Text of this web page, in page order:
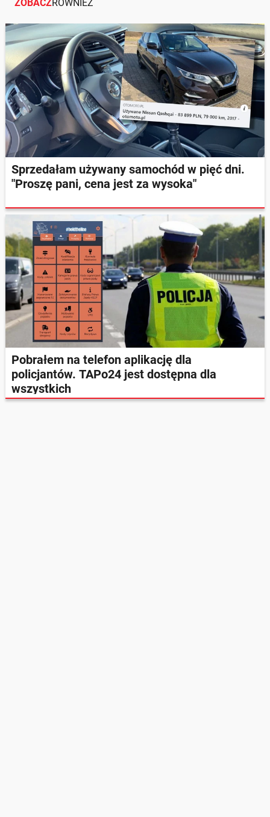
ZOBACZRÓWNIEŻ
Sprzedałam używany samochód w pięć dni.
"Proszę pani, cena jest za wysoka"
Pobrałem na telefon aplikację dla
policjantów. TAPo24 jest dostępna dla
wszystkich